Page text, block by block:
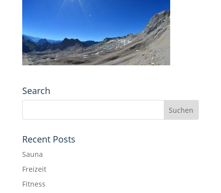
Search
Recent Posts
Sauna
Freizeit
Fitness